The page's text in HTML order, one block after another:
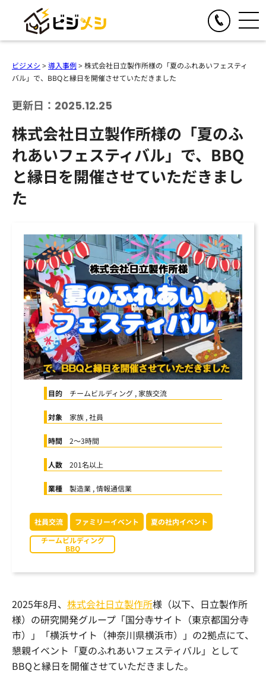
人気の提供サービス
オール社員感謝祭
格付けバトル
クイズ&ビンゴ大会
ゴチバトル
キングオブラスベガス
チームビルディングクルーズ
オンラインイベント
TOGGLE
人気の提供サービス
オンライン格付けバトル
オンラインクイズ&ビンゴ大会
オンラインゴチバトル
オンライン社内イベントプロデュース
お食事の手配
人気の提供サービス
ビジメシケータリング
ビジメシオードブル
ビジメシランチボックス
季節のイベント企画
TOGGLE
人気の提供サービス
春のイベント企画
夏のイベント企画
ファミリーイベント企画
周年イベント企画
社員交流イベント企画
企業パーティプロデュース
導入事例
まずは内容を見たい
資料をダウンロードする
一度話を聞いてみたい
無料で相談する
閉じる
ビジメシ >導入事例>株式会社日立製作所様の「夏のふれあいフェスティ
バル」で、BBQと縁日を開催させていただきました
更新日：2025.12.25
株式会社日立製作所様の「夏のふ
れあいフェスティバル」で、BBQ
と縁日を開催させていただきまし
た
目的 チームビルディング , 家族交流
対象 家族 , 社員
時間 2〜3時間
人数 201名以上
業種 製造業 , 情報通信業
社員交流 ファミリーイベント
夏の社内イベント
チームビルディング
BBQ
2025年8月、 株式会社日立製作所様（以下、日立製作所
様）の研究開発グループ「国分寺サイト（東京都国分寺
市）」「横浜サイト（神奈川県横浜市）」の2拠点にて、
懇親イベント「夏のふれあいフェスティバル」として
BBQと縁日を開催させていただきました。